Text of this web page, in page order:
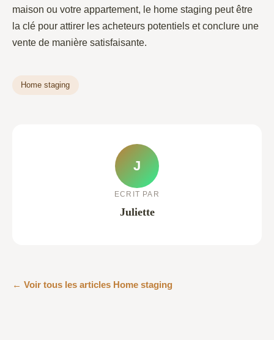
maison ou votre appartement, le home staging peut être
la clé pour attirer les acheteurs potentiels et conclure une
vente de manière satisfaisante.
Home staging
J
ECRIT PAR
Juliette
← Voir tous les articles Home staging